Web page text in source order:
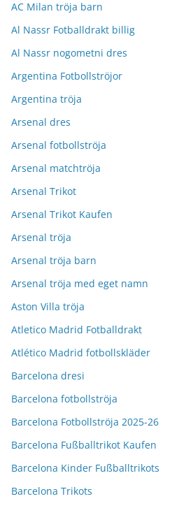
AC Milan tröja barn
Al Nassr Fotballdrakt billig
Al Nassr nogometni dres
Argentina Fotbollströjor
Argentina tröja
Arsenal dres
Arsenal fotbollströja
Arsenal matchtröja
Arsenal Trikot
Arsenal Trikot Kaufen
Arsenal tröja
Arsenal tröja barn
Arsenal tröja med eget namn
Aston Villa tröja
Atletico Madrid Fotballdrakt
Atlético Madrid fotbollskläder
Barcelona dresi
Barcelona fotbollströja
Barcelona Fotbollströja 2025-26
Barcelona Fußballtrikot Kaufen
Barcelona Kinder Fußballtrikots
Barcelona Trikots